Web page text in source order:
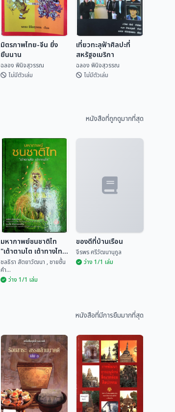
มิตรภาพไทย-จีน ยิ่ง
ยืนนาน
ฉลอง พินิจสุวรรณ
ไม่มีตัวเล่ม
ฉลอง พินิจสุวรรณ
เที่ยวทะลุฟ้าศิลปะที่
สหรัฐอเมริกา
ฉลอง พินิจสุวรรณ
ไม่มีตัวเล่ม
หนังสือที่ถูกดูมากที่สุด
มหากาพย์ชนชาติไท
"เต้าตามไต เต้าทางไท"
เล่ม 2
ชลธิรา สัตยาวัฒนา , ชายชื้น
คำ...
ว่าง 1/1 เล่ม
จีรพร ศรีวัฒนานุกูล
ของดีที่บ้านเรือน
จีรพร ศรีวัฒนานุกูล
ว่าง 1/1 เล่ม
หนังสือที่มีการยืมมากที่สุด